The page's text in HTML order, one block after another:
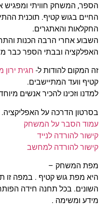
הספר, המשחק חוויתי ומפגיש
החיים בגוש קטיף. תוכנית
החקלאות והאתגרים.
השבוע אחרי הרבה הכנות
האפלקציה ובבתי הספר כבר
זה המקום להודות ל-חגית ירון
קטיף וועד המתיישבים.
למדנו וזכינו להכיר אנשים
בסרטון הדרכה על האפליקציה.
עמוד הסבר על המשחק
קישור להורדה לנייד
קישור להורדה למחשב
מפת המשחק –
היא מפת גוש קטיף . במפה זו
השונים. בכל תחנה חידה
מידע ומשימה .